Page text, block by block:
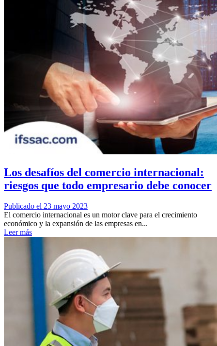
Los desafíos del comercio internacional:
riesgos que todo empresario debe conocer
Publicado el 23 mayo 2023
El comercio internacional es un motor clave para el crecimiento
económico y la expansión de las empresas en...
Leer más